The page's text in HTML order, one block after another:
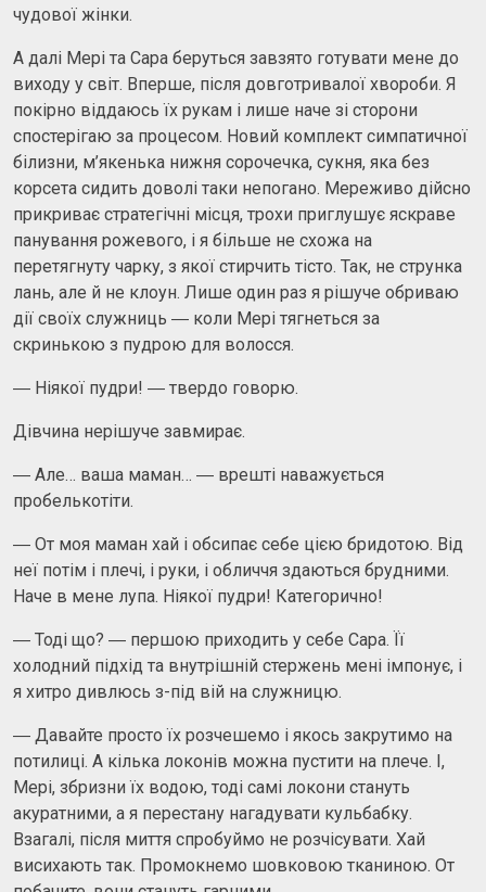
чудової жінки.
А далі Мері та Сара беруться завзято готувати мене до
виходу у світ. Вперше, після довготривалої хвороби. Я
покірно віддаюсь їх рукам і лише наче зі сторони
спостерігаю за процесом. Новий комплект симпатичної
білизни, м’якенька нижня сорочечка, сукня, яка без
корсета сидить доволі таки непогано. Мереживо дійсно
прикриває стратегічні місця, трохи приглушує яскраве
панування рожевого, і я більше не схожа на
перетягнуту чарку, з якої стирчить тісто. Так, не струнка
лань, але й не клоун. Лише один раз я рішуче обриваю
дії своїх служниць ― коли Мері тягнеться за
скринькою з пудрою для волосся.
― Ніякої пудри! ― твердо говорю.
Дівчина нерішуче завмирає.
― Але… ваша маман… ― врешті наважується
пробелькотіти.
― От моя маман хай і обсипає себе цією бридотою. Від
неї потім і плечі, і руки, і обличчя здаються брудними.
Наче в мене лупа. Ніякої пудри! Категорично!
― Тоді що? ― першою приходить у себе Сара. Її
холодний підхід та внутрішній стержень мені імпонує, і
я хитро дивлюсь з-під вій на служницю.
― Давайте просто їх розчешемо і якось закрутимо на
потилиці. А кілька локонів можна пустити на плече. І,
Мері, збризни їх водою, тоді самі локони стануть
акуратними, а я перестану нагадувати кульбабку.
Взагалі, після миття спробуймо не розчісувати. Хай
висихають так. Промокнемо шовковою тканиною. От